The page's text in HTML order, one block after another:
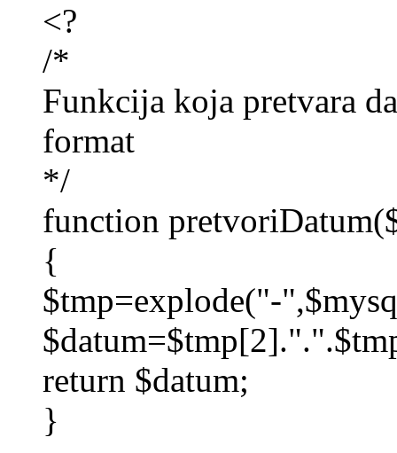
<?
/*
Funkcija koja pretvara
format
*/
function
{
$tmp=explode("-
return $datum;
}